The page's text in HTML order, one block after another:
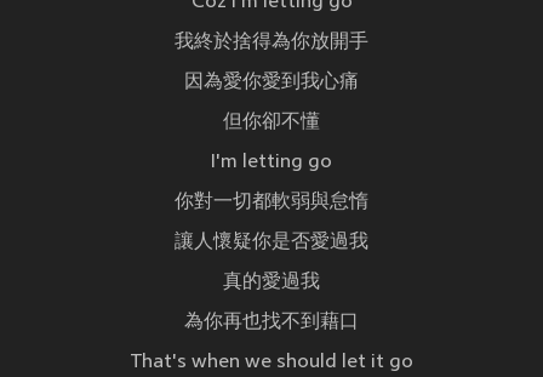
我終於捨得為你放開手
因為愛你愛到我心痛
但你卻不懂
I'm letting go
你對一切都軟弱與怠惰
讓人懷疑你是否愛過我
真的愛過我
為你再也找不到藉口
That's when we should let it go